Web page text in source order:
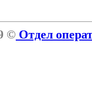
© Отдел